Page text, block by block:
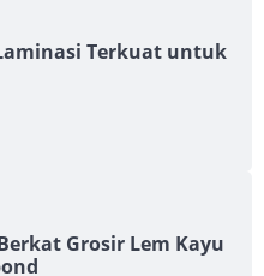
Terkuat untuk
Grosir Lem Kayu